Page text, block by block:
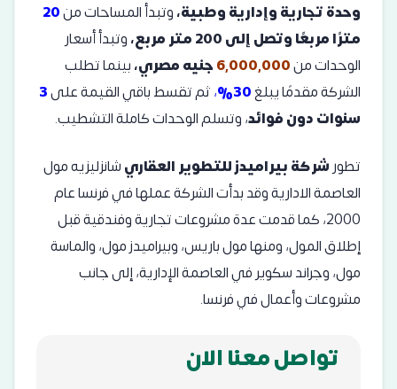
وحدة تجارية وإدارية وطبية،وتبدأ المساحات من20
مترًا مربعًا وتصل إلى 200 متر مربع،
وتبدأ أسعار
الوحدات من6,000,000جنيه مصري،بينما تطلب
الشركة مقدمًا يبلغ30% ،ثم تقسط باقي القيمة على
سنوات دون فوائد، وتسلم الوحدات كاملة التشطيب.
تطورشركة بيراميدز للتطوير العقاريشانزليزيه مول
العاصمة الادارية وقد بدأت الشركة عملها في فرنسا عام
2000، كما قدمت عدة مشروعات تجارية وفندقية قبل
إطلاق المول، ومنها مول باريس، وبيراميدز مول، والماسة
مول، وجراند سكوير في العاصمة الإدارية، إلى جانب
مشروعات وأعمال في فرنسا.
تواصل معنا الان